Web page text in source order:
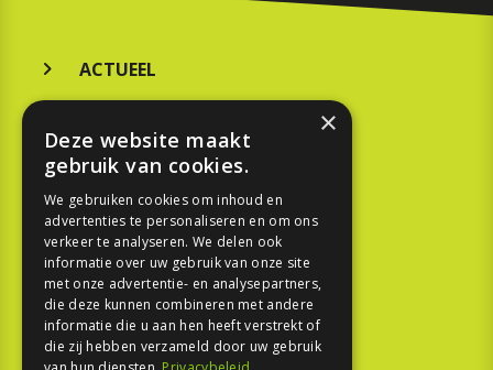
ACTUEEL
KOOPGIDS
TESTEN
SPORT
REPORTAGE
TOUREN
×
Deze website maakt
gebruik van cookies.
We gebruiken cookies om inhoud en
advertenties te personaliseren en om ons
verkeer te analyseren. We delen ook
informatie over uw gebruik van onze site
met onze advertentie- en analysepartners,
die deze kunnen combineren met andere
informatie die u aan hen heeft verstrekt of
die zij hebben verzameld door uw gebruik